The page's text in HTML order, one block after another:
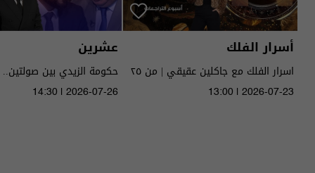
أسرار الفلك
اسرار الفلك مع جاكلين عقيقي | من ٢٥
الى ٣١ تموز ٢٠٢٦ | 2026
13:00 | 2026-07-23
عشرين
حكومة الزيدي بين
14:30 | 2026-07-26